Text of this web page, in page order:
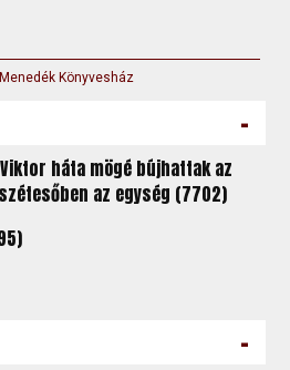
Könyvesház
-
háta mögé bújhattak az
az egység (7702)
-